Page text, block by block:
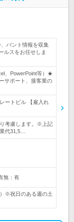
バント情報を収集
ルスをお任せしま
、PowerPoint等）★
サポート、接客業の
ートビル 【雇入れ
考慮します。※上記
代31,5…
無：有
※祝日のある週の土